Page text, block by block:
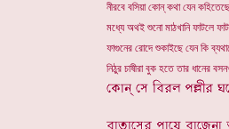
নীরবে বসিয়া কোন্ কথা যেন
মধ্যে অথই শুনো মাঠখানি ফাটলে
ফাগুনের রোদে শুকাইছে যেন কি
নিঠুর চাষীরা বুক হতে তার ধানের